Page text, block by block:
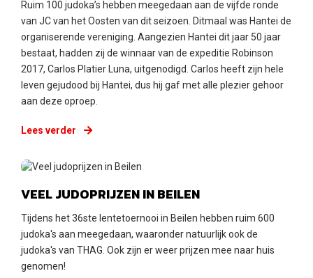
Ruim 100 judoka’s hebben meegedaan aan de vijfde ronde
van JC van het Oosten van dit seizoen. Ditmaal was Hantei de
organiserende vereniging. Aangezien Hantei dit jaar 50 jaar
bestaat, hadden zij de winnaar van de expeditie Robinson
2017, Carlos Platier Luna, uitgenodigd. Carlos heeft zijn hele
leven gejudood bij Hantei, dus hij gaf met alle plezier gehoor
aan deze oproep.
Lees verder
Dinsdag 27 maart 2018
VEEL JUDOPRIJZEN IN BEILEN
Tijdens het 36ste lentetoernooi in Beilen hebben ruim 600
judoka's aan meegedaan, waaronder natuurlijk ook de
judoka's van THAG. Ook zijn er weer prijzen mee naar huis
genomen!